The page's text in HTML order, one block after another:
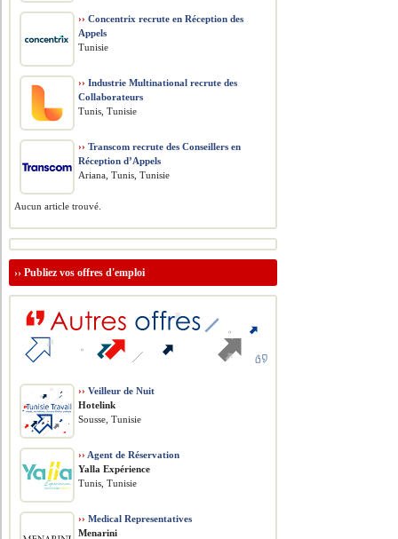
›› Concentrix recrute en Réception des
Appels
Tunisie
›› Industrie Multinational recrute des
Collaborateurs
Tunis, Tunisie
›› Transcom recrute des Conseillers en
Réception d’Appels
Ariana, Tunis, Tunisie
Aucun article trouvé.
››Publiez vos offres d'emploi
›› Veilleur de Nuit
Hotelink
Sousse, Tunisie
›› Agent de Réservation
Yalla Expérience
Tunis, Tunisie
›› Medical Representatives
Menarini